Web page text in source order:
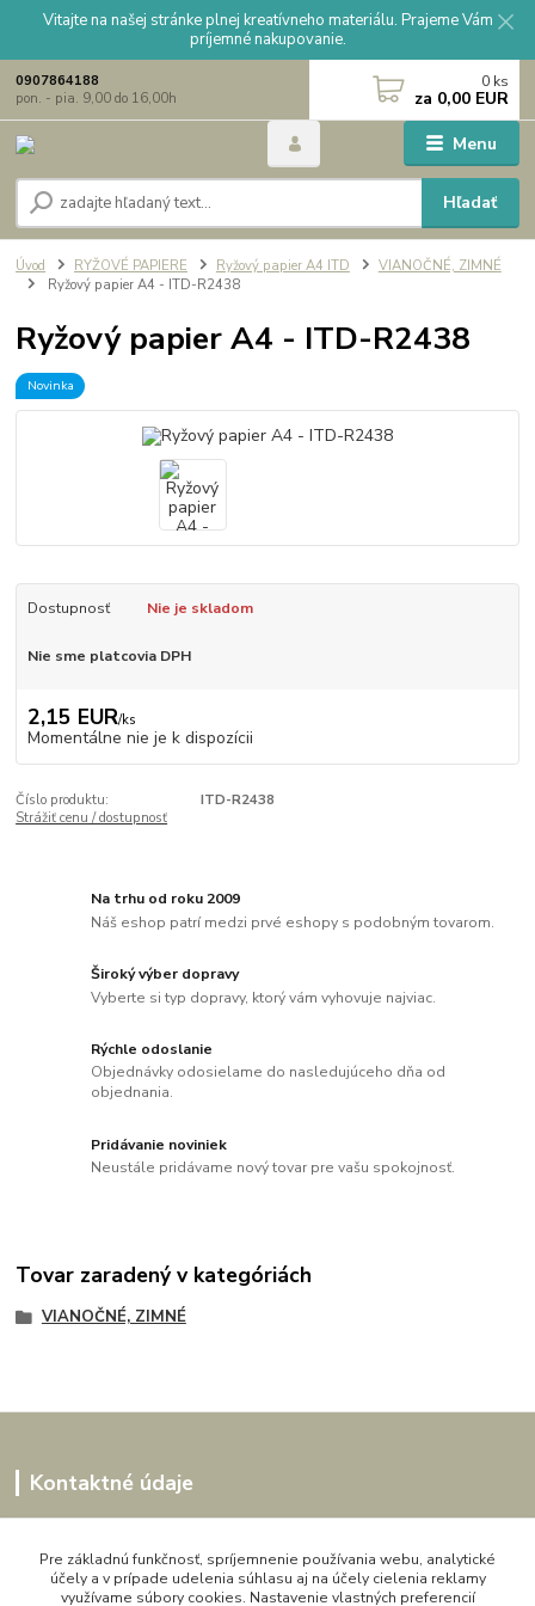
Vitajte na našej stránke plnej kreatívneho materiálu. Prajeme Vám
príjemné nakupovanie.
Menu
Hľadať
0907864188
pon. - pia. 9,00 do 16,00h
0 ks
za 0,00 EUR
Úvod RYŽOVÉ PAPIERE Ryžový papier A4 ITD
VIANOČNÉ, ZIMNÉ
Ryžový papier A4 - ITD-R2438
Ryžový papier A4 - ITD-R2438
Novinka
Dostupnosť Nie je skladom
Nie sme platcovia DPH
2,15 EUR/ks
Momentálne nie je k dispozícii
Číslo produktu:
ITD-R2438
Strážiť cenu / dostupnosť
Na trhu od roku 2009
Náš eshop patrí medzi prvé eshopy s podobným tovarom.
Široký výber dopravy
Vyberte si typ dopravy, ktorý vám vyhovuje najviac.
Rýchle odoslanie
Objednávky odosielame do nasledujúceho dňa od
objednania.
Pridávanie noviniek
Neustále pridávame nový tovar pre vašu spokojnosť.
Tovar zaradený v kategóriách
VIANOČNÉ, ZIMNÉ
Kontaktné údaje
0907864188
pon. - pia. 9,00 do 16,00h
Pre základnú funkčnosť, spríjemnenie používania webu, analytické
účely a v prípade udelenia súhlasu aj na účely cielenia reklamy
využívame súbory cookies. Nastavenie vlastných preferencií